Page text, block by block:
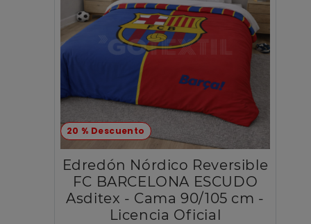
20 % Descuento
Edredón Nórdico Reversible
FC BARCELONA ESCUDO
Asditex - Cama 90/105 cm -
Licencia Oficial